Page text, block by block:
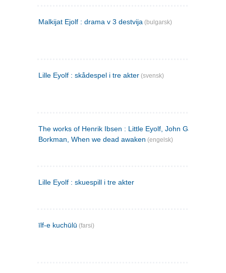
Malkijat Ejolf : drama v 3 destvija (bulgarsk)
Lille Eyolf : skådespel i tre akter (svensk)
The works of Henrik Ibsen : Little Eyolf, John Gabriel
Borkman, When we dead awaken (engelsk)
Lille Eyolf : skuespill i tre akter
īlf-e kuchūlū (farsi)